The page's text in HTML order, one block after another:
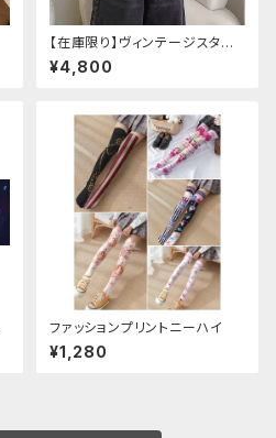
【在庫限り】ヴィンテージスタイ
ルバックルベルトシャツ
¥4,800
ファッションプリントニーハイ
¥1,280